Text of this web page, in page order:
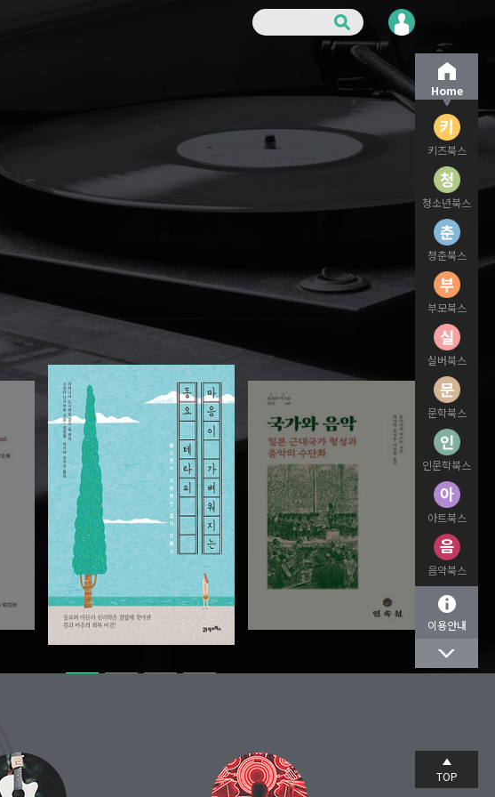
Home
키즈북스
청소년북스
청춘북스
부모북스
실버북스
문학북스
인문학북스
아트북스
음악북스
이용안내
TOP